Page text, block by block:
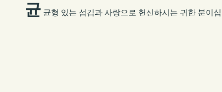
균 균형 있는 섬김과 사랑으로 헌신하시는 귀한 분이